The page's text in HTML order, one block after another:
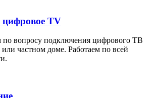
цифровое TV
по вопросу подключения цифрового ТВ
или частном доме. Работаем по всей